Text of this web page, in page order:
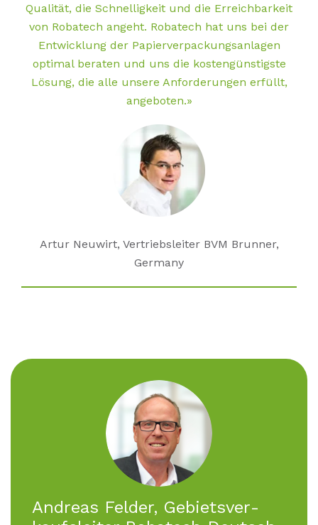
Qualität, die Schnelligkeit und die Erreichbarkeit
von Robatech angeht. Robatech hat uns bei der
Entwicklung der Papierverpackungsanlagen
optimal beraten und uns die kostengünstigste
Lösung, die alle unsere Anforderungen erfüllt,
angeboten.»
Artur Neuwirt, Vertriebsleiter BVM Brunner,
Germany
An­dre­as Fel­der, Ge­biets­ver­